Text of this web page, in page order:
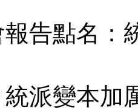
告點名：
派變本加